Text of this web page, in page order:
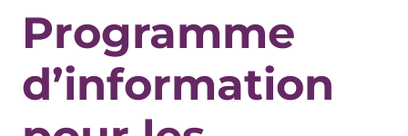
Programme
d’information